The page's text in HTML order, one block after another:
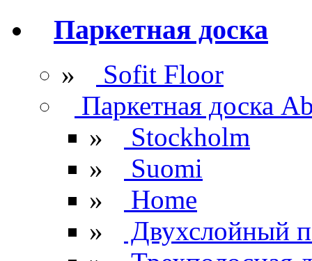
Паркетная доска
»
Sofit Floor
Паркетная доска
»
Stockholm
»
Suomi
»
Home
»
Двухслойный